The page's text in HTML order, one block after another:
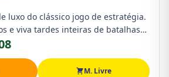
luxo do clássico jogo de estratégia.
e viva tardes inteiras de batalhas
toda.
M. Livre